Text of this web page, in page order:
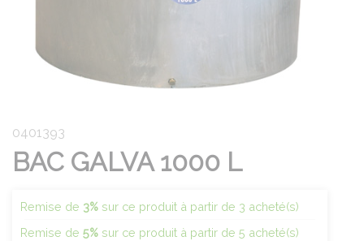
0401393
BAC GALVA 1000 L
Remise de 3% sur ce produit à partir de 3 acheté(s)
Remise de 5% sur ce produit à partir de 5 acheté(s)